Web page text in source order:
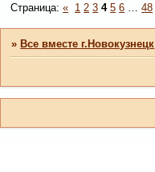
Страница:« 1 2 3 4 5 6 48
»Все вместе г.Новокузнецк